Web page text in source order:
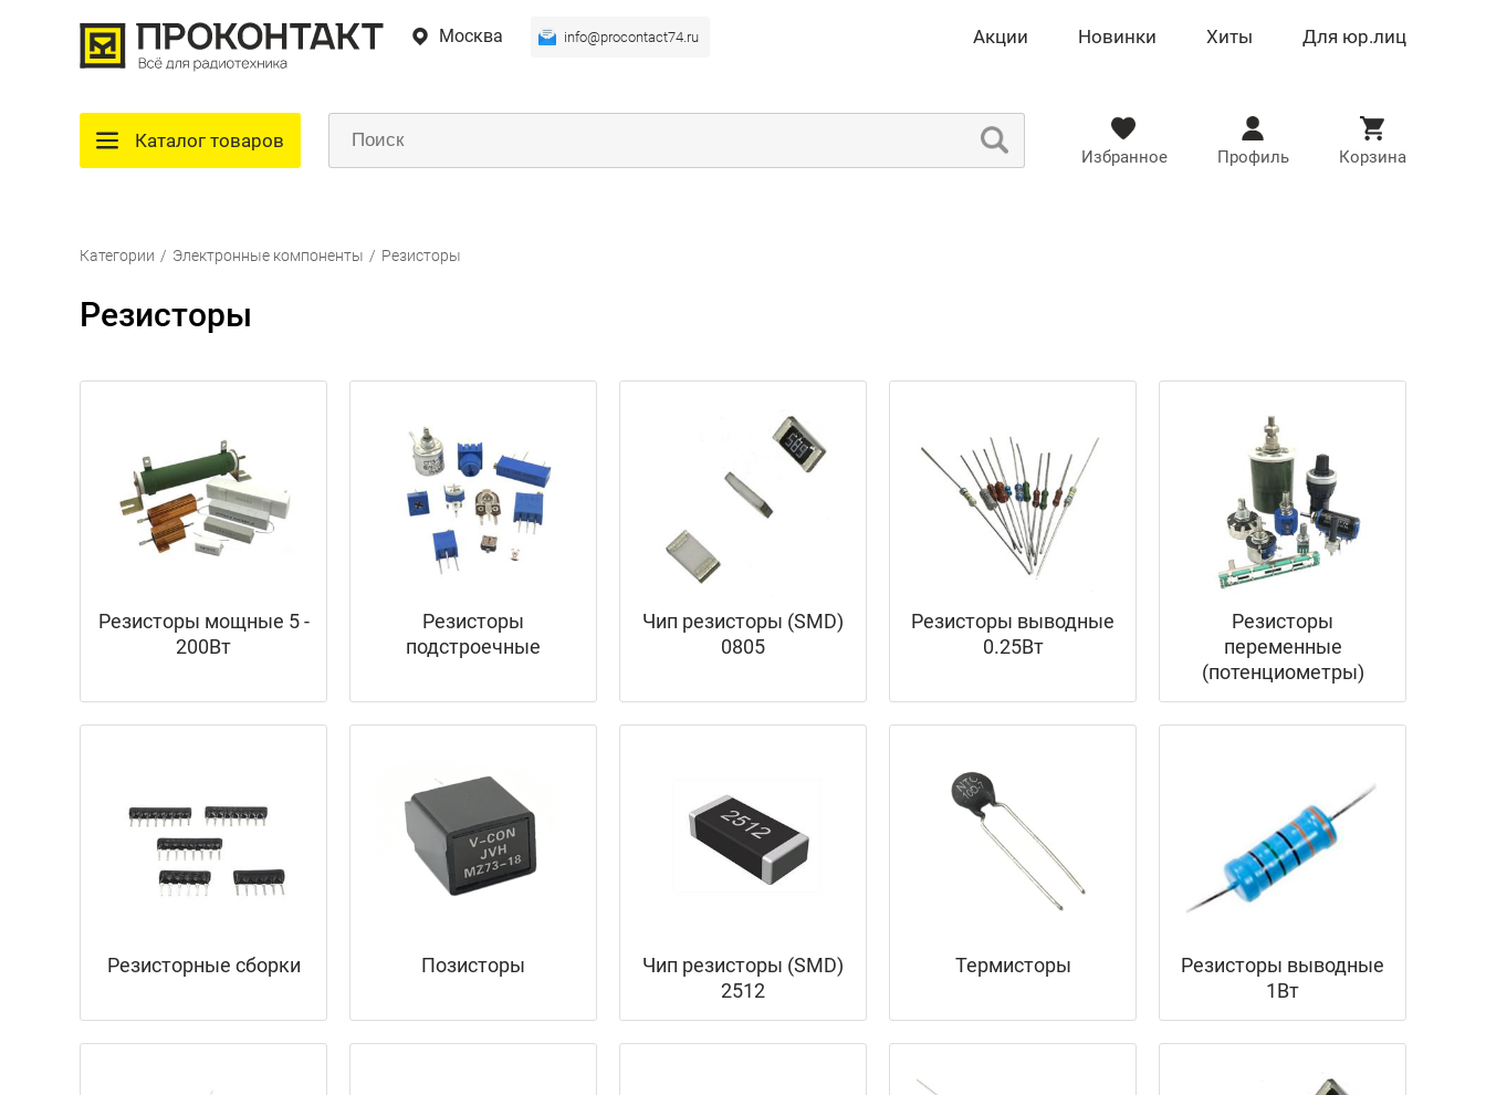
Москва info@procontact74.ru Акции Новинки Хиты Для юр.лиц
Каталог товаров
Избранное Профиль Корзина
Категории / Электронные компоненты / Резисторы
Резисторы
Резисторы мощные 5 -
200Вт
Резисторы
подстроечные
Чип резисторы (SMD)
0805
Резисторы выводные
0.25Вт
Резисторы
переменные
(потенциометры)
Резисторные сборки Позисторы
Чип резисторы (SMD)
2512
Термисторы
Резисторы выводные
1Вт